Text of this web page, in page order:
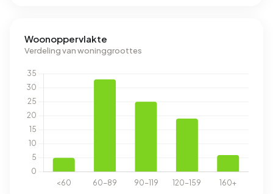
Woonoppervlakte
Verdeling van woninggroottes